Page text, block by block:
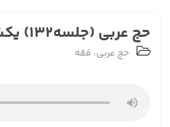
حج عربی (جلسه132) یکشنبه 1399/12/03
حج عربی، فقه